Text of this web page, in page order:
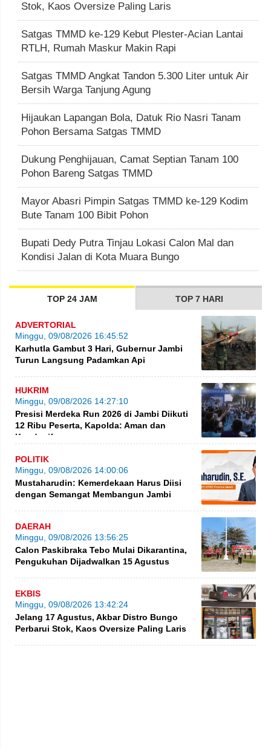
Stok, Kaos Oversize Paling Laris
Satgas TMMD ke-129 Kebut Plester-Acian Lantai
RTLH, Rumah Maskur Makin Rapi
Satgas TMMD Angkat Tandon 5.300 Liter untuk Air
Bersih Warga Tanjung Agung
Hijaukan Lapangan Bola, Datuk Rio Nasri Tanam
Pohon Bersama Satgas TMMD
Dukung Penghijauan, Camat Septian Tanam 100
Pohon Bareng Satgas TMMD
Mayor Abasri Pimpin Satgas TMMD ke-129 Kodim
Bute Tanam 100 Bibit Pohon
Bupati Dedy Putra Tinjau Lokasi Calon Mal dan
Kondisi Jalan di Kota Muara Bungo
TOP 24 JAM TOP 7 HARI
ADVERTORIAL
Minggu, 09/08/2026 16:45:52
Karhutla Gambut 3 Hari, Gubernur Jambi
Turun Langsung Padamkan Api
HUKRIM
Minggu, 09/08/2026 14:27:10
Presisi Merdeka Run 2026 di Jambi Diikuti
12 Ribu Peserta, Kapolda: Aman dan
Kondusif
POLITIK
Minggu, 09/08/2026 14:00:06
Mustaharudin: Kemerdekaan Harus Diisi
dengan Semangat Membangun Jambi
DAERAH
Minggu, 09/08/2026 13:56:25
Calon Paskibraka Tebo Mulai Dikarantina,
Pengukuhan Dijadwalkan 15 Agustus
EKBIS
Minggu, 09/08/2026 13:42:24
Jelang 17 Agustus, Akbar Distro Bungo
Perbarui Stok, Kaos Oversize Paling Laris